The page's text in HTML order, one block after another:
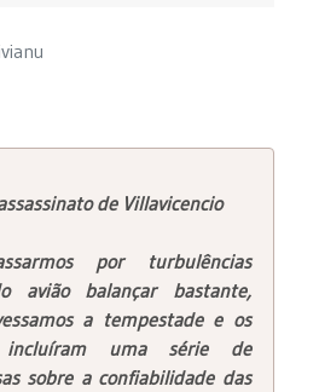
de Villavicencio
por turbulências
avião balançar bastante,
a tempestade e os
incluíram uma série de
sobre a confiabilidade das